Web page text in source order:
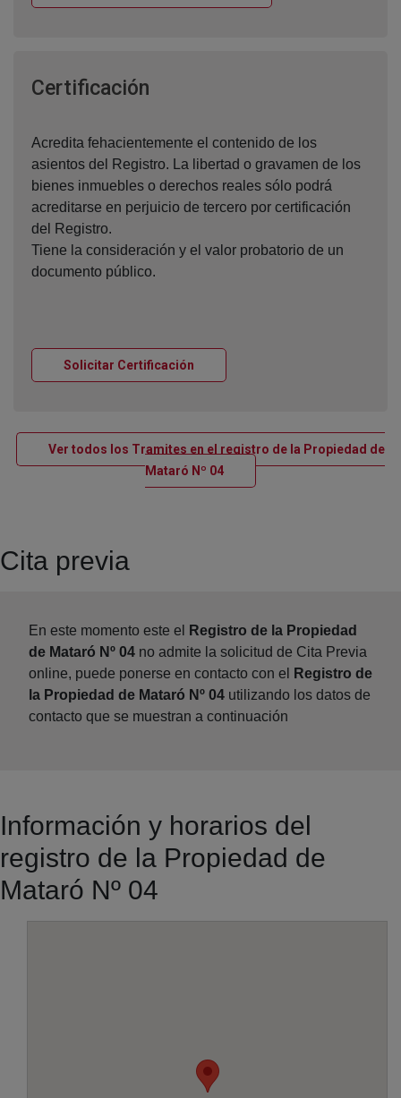
Certificación
Acredita fehacientemente el contenido de los
asientos del Registro. La libertad o gravamen de los
bienes inmuebles o derechos reales sólo podrá
acreditarse en perjuicio de tercero por certificación
del Registro.
Tiene la consideración y el valor probatorio de un
documento público.
Solicitar Certificación
Ver todos los Tramites en el registro de la Propiedad de
Mataró Nº 04Ventana nueva
Cita previa
En este momento este el
Registro de la Propiedad
de Mataró Nº 04 no admite la solicitud de Cita Previa
online, puede ponerse en contacto con el
Registro de
la Propiedad de Mataró Nº 04 utilizando los datos de
contacto que se muestran a continuación
Información y horarios del
registro de la Propiedad de
Mataró Nº 04